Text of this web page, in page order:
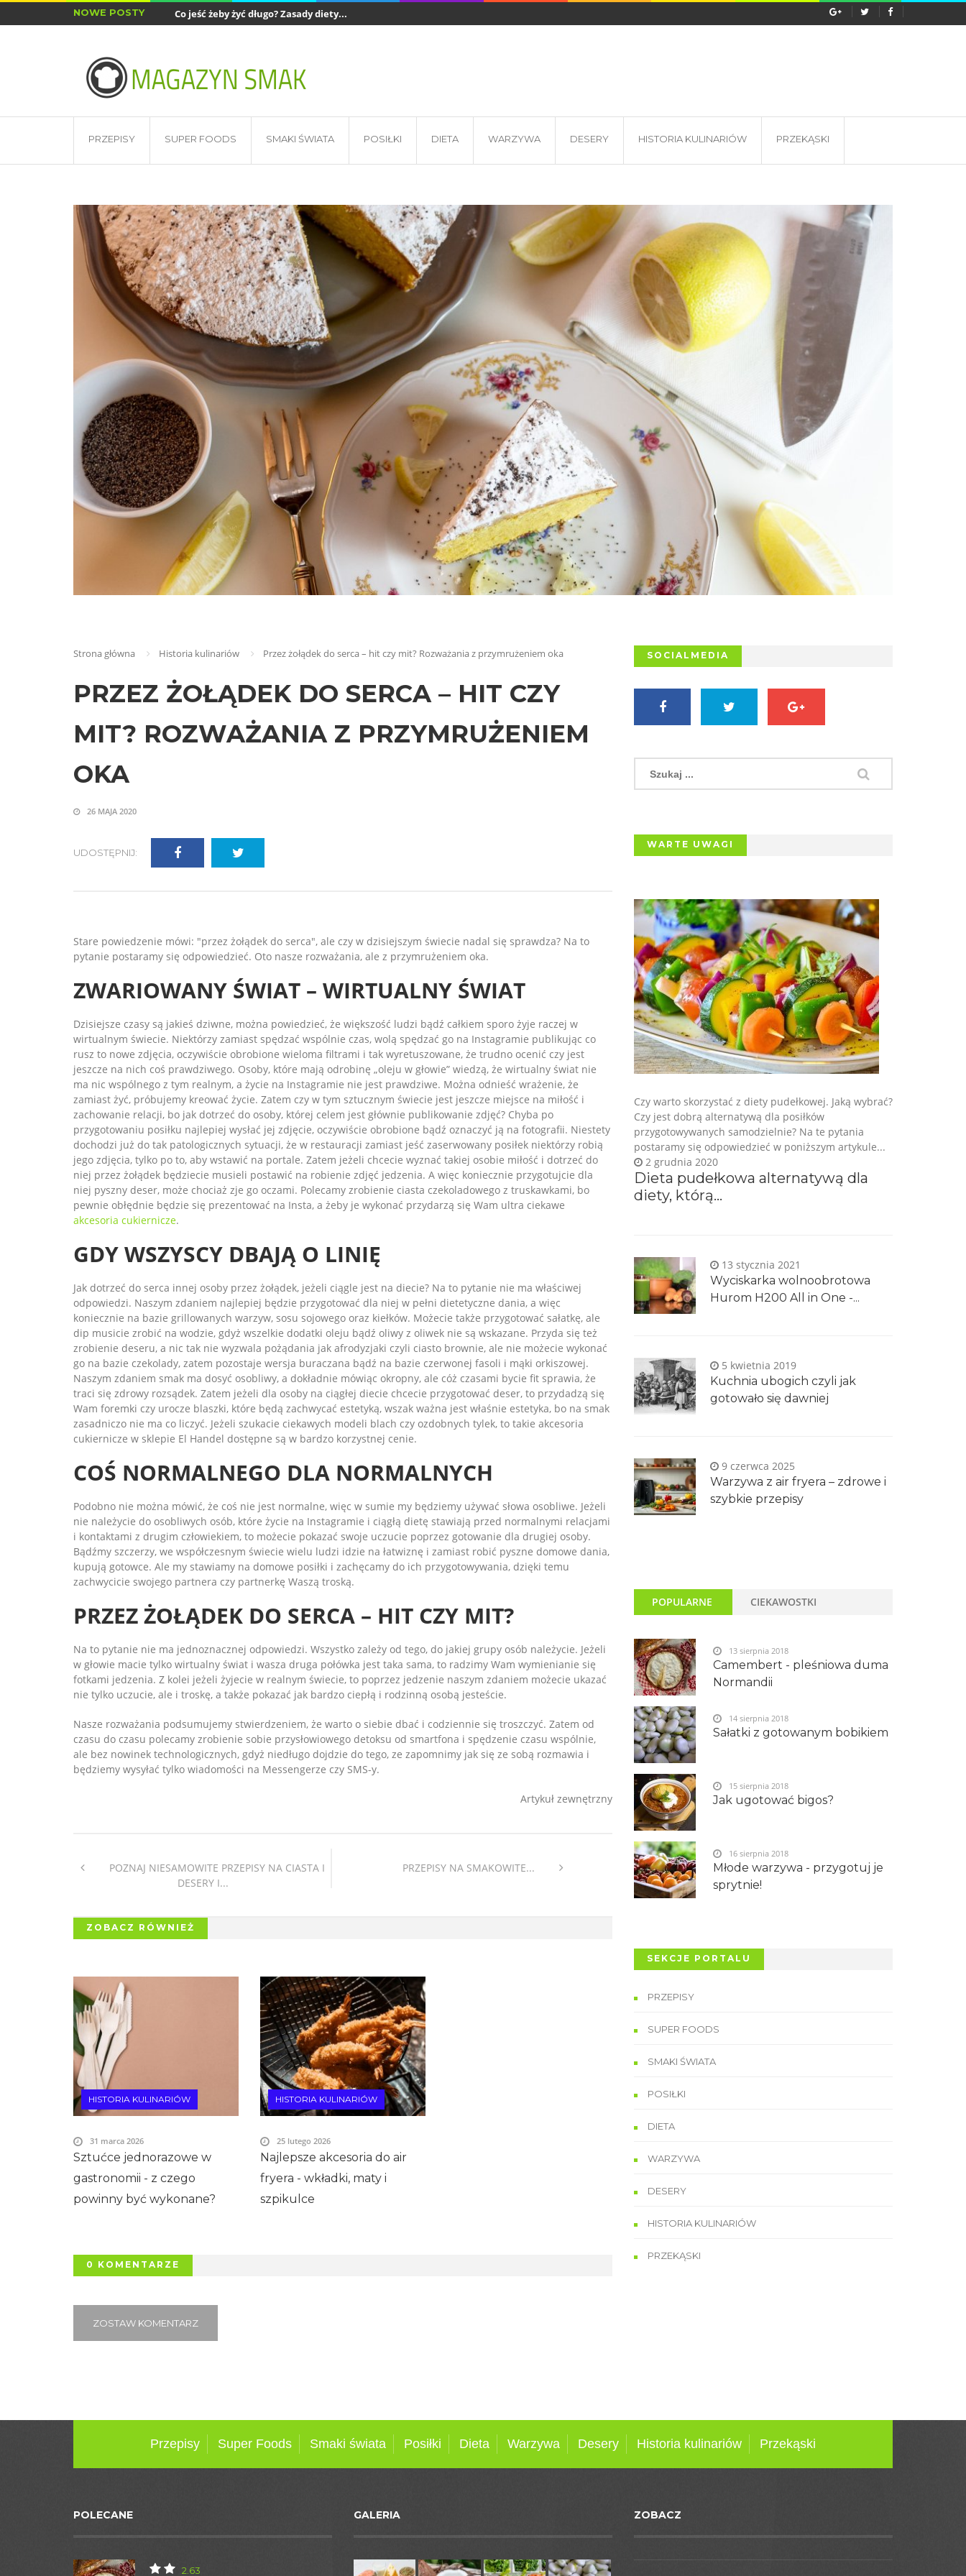
NOWE POSTY Co jeść żeby żyć długo? Zasady diety...
Najlepsze akcesoria do air fryera - wkładki...
PRZEPISY SUPER FOODS SMAKI ŚWIATA POSIŁKI DIETA WARZYWA DESERY HISTORIA KULINARIÓW PRZEKĄSKI
Strona główna Historia kulinariów Przez żołądek do serca – hit czy mit? Rozważania z przymrużeniem oka
PRZEZ ŻOŁĄDEK DO SERCA – HIT CZY
MIT? ROZWAŻANIA Z PRZYMRUŻENIEM
OKA
26 MAJA 2020
UDOSTĘPNIJ:
Stare powiedzenie mówi: "przez żołądek do serca", ale czy w dzisiejszym świecie nadal się sprawdza? Na to
pytanie postaramy się odpowiedzieć. Oto nasze rozważania, ale z przymrużeniem oka.
ZWARIOWANY ŚWIAT – WIRTUALNY ŚWIAT
Dzisiejsze czasy są jakieś dziwne, można powiedzieć, że większość ludzi bądź całkiem sporo żyje raczej w
wirtualnym świecie. Niektórzy zamiast spędzać wspólnie czas, wolą spędzać go na Instagramie publikując co
rusz to nowe zdjęcia, oczywiście obrobione wieloma filtrami i tak wyretuszowane, że trudno ocenić czy jest
jeszcze na nich coś prawdziwego. Osoby, które mają odrobinę „oleju w głowie” wiedzą, że wirtualny świat nie
ma nic wspólnego z tym realnym, a życie na Instagramie nie jest prawdziwe. Można odnieść wrażenie, że
zamiast żyć, próbujemy kreować życie. Zatem czy w tym sztucznym świecie jest jeszcze miejsce na miłość i
zachowanie relacji, bo jak dotrzeć do osoby, której celem jest głównie publikowanie zdjęć? Chyba po
przygotowaniu posiłku najlepiej wysłać jej zdjęcie, oczywiście obrobione bądź oznaczyć ją na fotografii. Niestety
dochodzi już do tak patologicznych sytuacji, że w restauracji zamiast jeść zaserwowany posiłek niektórzy robią
jego zdjęcia, tylko po to, aby wstawić na portale. Zatem jeżeli chcecie wyznać takiej osobie miłość i dotrzeć do
niej przez żołądek będziecie musieli postawić na robienie zdjęć jedzenia. A więc koniecznie przygotujcie dla
niej pyszny deser, może chociaż zje go oczami. Polecamy zrobienie ciasta czekoladowego z truskawkami, bo
pewnie obłędnie będzie się prezentować na Insta, a żeby je wykonać przydarzą się Wam ultra ciekawe
akcesoria cukiernicze.
GDY WSZYSCY DBAJĄ O LINIĘ
Jak dotrzeć do serca innej osoby przez żołądek, jeżeli ciągle jest na diecie? Na to pytanie nie ma właściwej
odpowiedzi. Naszym zdaniem najlepiej będzie przygotować dla niej w pełni dietetyczne dania, a więc
koniecznie na bazie grillowanych warzyw, sosu sojowego oraz kiełków. Możecie także przygotować sałatkę, ale
dip musicie zrobić na wodzie, gdyż wszelkie dodatki oleju bądź oliwy z oliwek nie są wskazane. Przyda się też
zrobienie deseru, a nic tak nie wyzwala pożądania jak afrodyzjaki czyli ciasto brownie, ale nie możecie wykonać
go na bazie czekolady, zatem pozostaje wersja buraczana bądź na bazie czerwonej fasoli i mąki orkiszowej.
Naszym zdaniem smak ma dosyć osobliwy, a dokładnie mówiąc okropny, ale cóż czasami bycie fit sprawia, że
traci się zdrowy rozsądek. Zatem jeżeli dla osoby na ciągłej diecie chcecie przygotować deser, to przydadzą się
Wam foremki czy urocze blaszki, które będą zachwycać estetyką, wszak ważna jest właśnie estetyka, bo na smak
zasadniczo nie ma co liczyć. Jeżeli szukacie ciekawych modeli blach czy ozdobnych tylek, to takie akcesoria
cukiernicze w sklepie El Handel dostępne są w bardzo korzystnej cenie.
COŚ NORMALNEGO DLA NORMALNYCH
Podobno nie można mówić, że coś nie jest normalne, więc w sumie my będziemy używać słowa osobliwe. Jeżeli
nie należycie do osobliwych osób, które życie na Instagramie i ciągłą dietę stawiają przed normalnymi relacjami
i kontaktami z drugim człowiekiem, to możecie pokazać swoje uczucie poprzez gotowanie dla drugiej osoby.
Bądźmy szczerzy, we współczesnym świecie wielu ludzi idzie na łatwiznę i zamiast robić pyszne domowe dania,
kupują gotowce. Ale my stawiamy na domowe posiłki i zachęcamy do ich przygotowywania, dzięki temu
zachwycicie swojego partnera czy partnerkę Waszą troską.
PRZEZ ŻOŁĄDEK DO SERCA – HIT CZY MIT?
Na to pytanie nie ma jednoznacznej odpowiedzi. Wszystko zależy od tego, do jakiej grupy osób należycie. Jeżeli
w głowie macie tylko wirtualny świat i wasza druga połówka jest taka sama, to radzimy Wam wymienianie się
fotkami jedzenia. Z kolei jeżeli żyjecie w realnym świecie, to poprzez jedzenie naszym zdaniem możecie ukazać
nie tylko uczucie, ale i troskę, a także pokazać jak bardzo ciepłą i rodzinną osobą jesteście.
Nasze rozważania podsumujemy stwierdzeniem, że warto o siebie dbać i codziennie się troszczyć. Zatem od
czasu do czasu polecamy zrobienie sobie przysłowiowego detoksu od smartfona i spędzenie czasu wspólnie,
ale bez nowinek technologicznych, gdyż niedługo dojdzie do tego, ze zapomnimy jak się ze sobą rozmawia i
będziemy wysyłać tylko wiadomości na Messengerze czy SMS-y.
Artykuł zewnętrzny
POZNAJ NIESAMOWITE PRZEPISY NA CIASTA I
DESERY I...
PRZEPISY NA SMAKOWITE...
ZOBACZ RÓWNIEŻ
HISTORIA KULINARIÓW
Sztućce jednorazowe w
gastronomii - z czego
powinny być wykonane?
31 marca 2026
HISTORIA KULINARIÓW
Najlepsze akcesoria do air
fryera - wkładki, maty i
szpikulce
25 lutego 2026
0 KOMENTARZE
ZOSTAW KOMENTARZ
SOCIALMEDIA
WARTE UWAGI
Dieta pudełkowa alternatywą dla
diety, którą...
2 grudnia 2020
Czy warto skorzystać z diety pudełkowej. Jaką wybrać?
Czy jest dobrą alternatywą dla posiłków
przygotowywanych samodzielnie? Na te pytania
postaramy się odpowiedzieć w poniższym artykule...
Wyciskarka wolnoobrotowa
Hurom H200 All in One -...
13 stycznia 2021
Kuchnia ubogich czyli jak
gotowało się dawniej
5 kwietnia 2019
Warzywa z air fryera – zdrowe i
szybkie przepisy
9 czerwca 2025
POPULARNE CIEKAWOSTKI
Camembert - pleśniowa duma
Normandii
13 sierpnia 2018
Sałatki z gotowanym bobikiem
14 sierpnia 2018
Jak ugotować bigos?
15 sierpnia 2018
Młode warzywa - przygotuj je
sprytnie!
16 sierpnia 2018
SEKCJE PORTALU
PRZEPISY
SUPER FOODS
SMAKI ŚWIATA
POSIŁKI
DIETA
WARZYWA
DESERY
HISTORIA KULINARIÓW
PRZEKĄSKI
Przepisy Super Foods Smaki świata Posiłki Dieta Warzywa Desery Historia kulinariów Przekąski
POLECANE
2.63
GALERIA ZOBACZ